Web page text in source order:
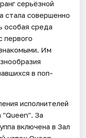
серьёзной
стала совершенно
особая среда
первого
Им
в поп-
исполнителей
"Queen". За
включена в Зал